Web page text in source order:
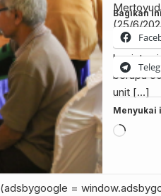
(25/6/
kegiatan
berupa
unit […]
Bagikan
Menyukai
(adsbygoogle =